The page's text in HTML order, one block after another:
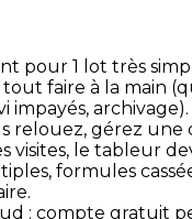
pour 1 lot très
faire à la main
impayés, archivage).
relouez, gérez une
visites, le tableur
formules
: compte gratuit